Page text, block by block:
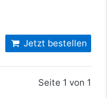
Jetzt bestellen
Seite 1 von 1